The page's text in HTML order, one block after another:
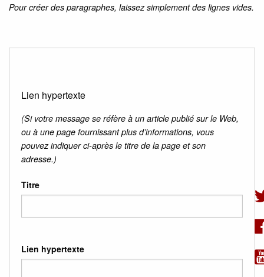
Pour créer des paragraphes, laissez simplement des lignes vides.
Lien hypertexte
(Si votre message se réfère à un article publié sur le Web,
ou à une page fournissant plus d’informations, vous
pouvez indiquer ci-après le titre de la page et son
adresse.)
Titre
Lien hypertexte